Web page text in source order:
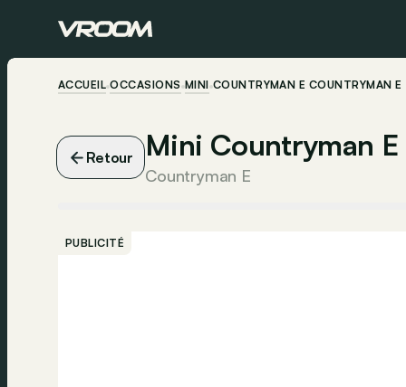
ACCUEIL OCCASIONS MINI COUNTRYMAN E COUNTRYMAN E
Retour Mini Countryman E
Countryman E
PUBLICITÉ